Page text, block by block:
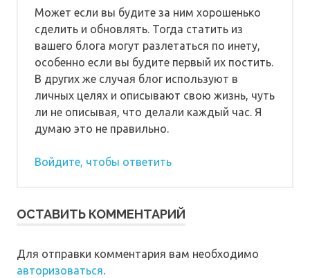
Может если вы будите за ним хорошенько
сделить и обновлять. Тогда статить из
вашего блога могут разлетаться по инету,
особенно если вы будите первый их постить.
В других же случая блог используют в
личных целях и описывают свою жизнь, чуть
ли не описывая, что делали каждый час. Я
думаю это не правильно.
Войдите, чтобы ответить
ОСТАВИТЬ КОММЕНТАРИЙ
Для отправки комментария вам необходимо
авторизоваться.